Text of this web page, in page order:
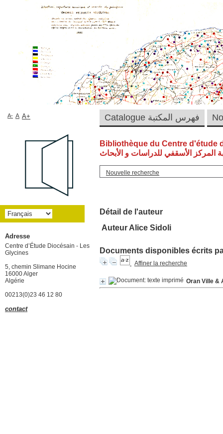
Bibliothèque du Centre d'étude
المركز الأسقفي للدراسات و الأبحاث
Nouvelle recherche
Détail de l'auteur
Auteur Alice Sidoli
Documents disponibles écrits
Affiner la recherche
Oran Ville &
Catalogue فهرس المكتبة A- A A+
Adresse
Centre d’Étude Diocésain - Les
Glycines
5, chemin Slimane Hocine
16000 Alger
Algérie
00213(0)23 46 12 80
contact